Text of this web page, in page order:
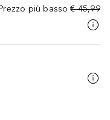
più basso € 45,99